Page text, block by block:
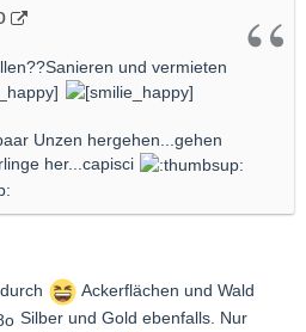
und vermieten
Unzen hergehen...gehen
her...capisci
Ackerflächen und Wald
Silber und Gold ebenfalls. Nur